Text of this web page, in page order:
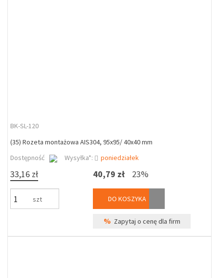
BK-SL-120
(35) Rozeta montażowa AIS304, 95x95/ 40x40 mm
Dostępność
Wysyłka*: poniedziałek
33,16 zł
szt
40,79 zł 23%
DO KOSZYKA
% Zapytaj o cenę dla firm